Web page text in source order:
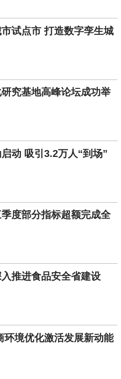
试点市 打造数字孪生城
究基地高峰论坛成功举
动 吸引3.2万人“到场”
度部分指标超额完成全
推进食品安全省建设
环境优化激活发展新动能